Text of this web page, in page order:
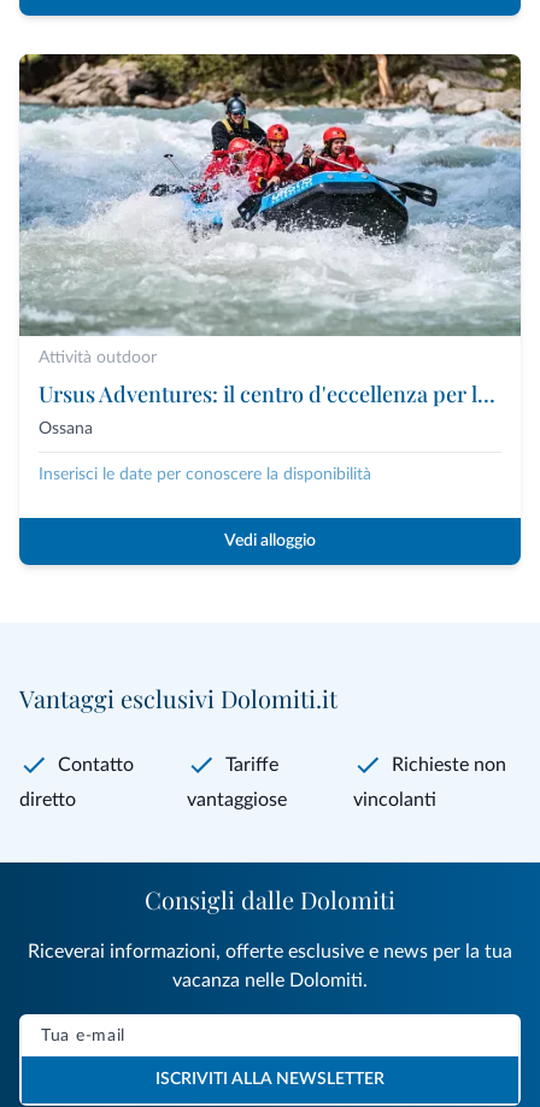
Attività outdoor
Ursus Adventures: il centro d'eccellenza per le attività outdoor premium in Trentino
Ossana
Inserisci le date per conoscere la disponibilità
Vedi alloggio
Vantaggi esclusivi Dolomiti.it
Contatto
diretto
Tariffe
vantaggiose
Richieste non
vincolanti
Consigli dalle Dolomiti
Riceverai informazioni, offerte esclusive e news per la tua
vacanza nelle Dolomiti.
ISCRIVITI ALLA NEWSLETTER